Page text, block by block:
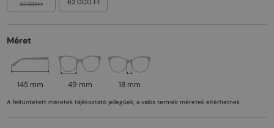
62 000 Ft 62 000 Ft
Méret
145 mm 49 mm 18 mm
A feltüntetett méretek tájékoztató jellegűek, a valós termék méretek eltérhetnek.